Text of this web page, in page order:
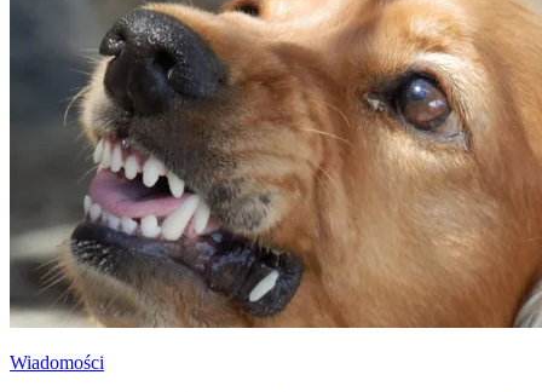
Wiadomości